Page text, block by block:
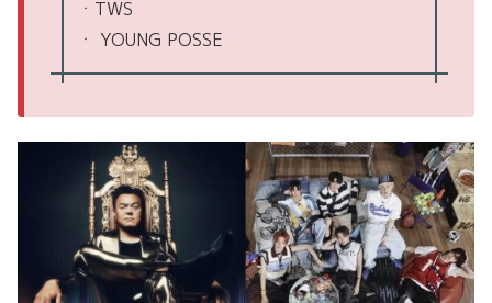
ㆍTWS
ㆍ YOUNG POSSE